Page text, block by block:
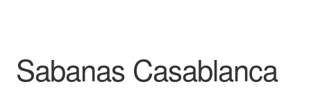
Sabanas Casablanca